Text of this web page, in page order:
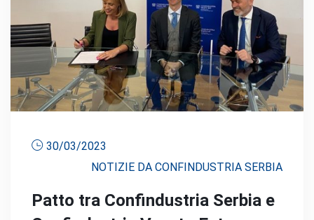
30/03/2023
NOTIZIE DA CONFINDUSTRIA SERBIA
Patto tra Confindustria Serbia e